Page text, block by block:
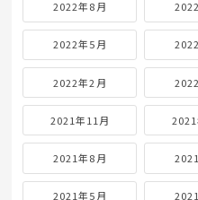
2023年8月
2023年5月
2023年2月
2022年11月
2022年8月